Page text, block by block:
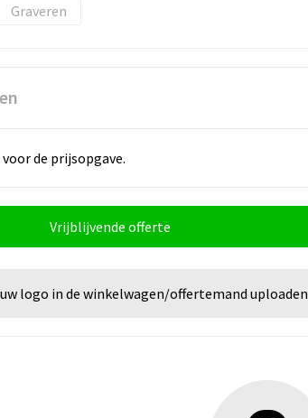
Graveren
de prijsopgave.
Vrijblijvende offerte
logo in de winkelwagen/offertemand uploaden